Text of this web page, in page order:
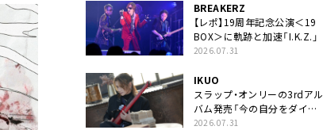
BREAKERZ
【レポ】19周年記念公演＜19
BOX＞に軌跡と加速「I.K.Z.」
2026.07.31
IKUO
スラップ・オンリーの3rdアル
バム発売「今の自分をダイレ
クトに」
2026.07.31